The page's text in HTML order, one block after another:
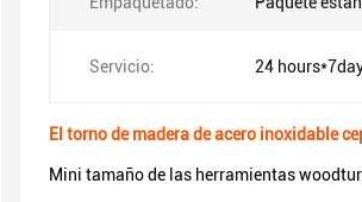
Servicio: 24
El torno de madera de acero inoxidable
Mini tamaño de las herramientas